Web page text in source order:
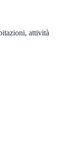
attività